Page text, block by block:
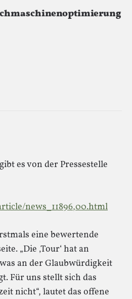
es von der Pressestelle
news_11896,00.html
eine bewertende
„Die ‚Tour‘ hat an
an der Glaubwürdigkeit
Für uns stellt sich das
nicht“, lautet das offene